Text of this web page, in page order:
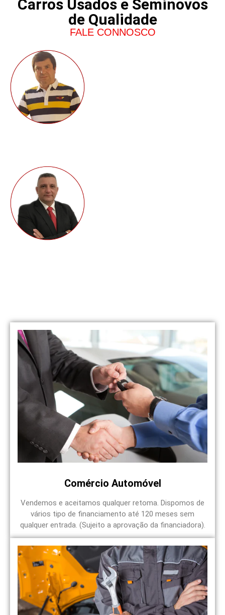
Carros Usados e Seminovos
de Qualidade
FALE CONNOSCO
Comércio Automóvel
Vendemos e aceitamos qualquer retoma. Dispomos de
vários tipo de financiamento até 120 meses sem
qualquer entrada. (Sujeito a aprovação da financiadora).